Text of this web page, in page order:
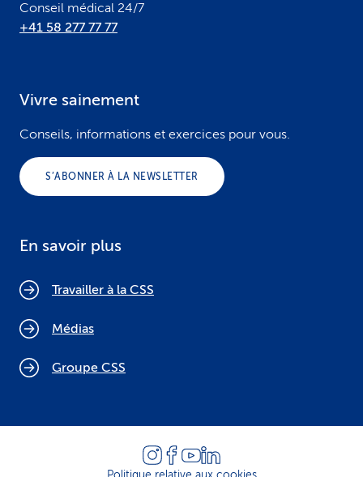
Conseil médical 24/7
+41 58 277 77 77
Vivre sainement
Conseils, informations et exercices pour vous.
S’ABONNER À LA NEWSLETTER
En savoir plus
Travailler à la CSS
Médias
Groupe CSS